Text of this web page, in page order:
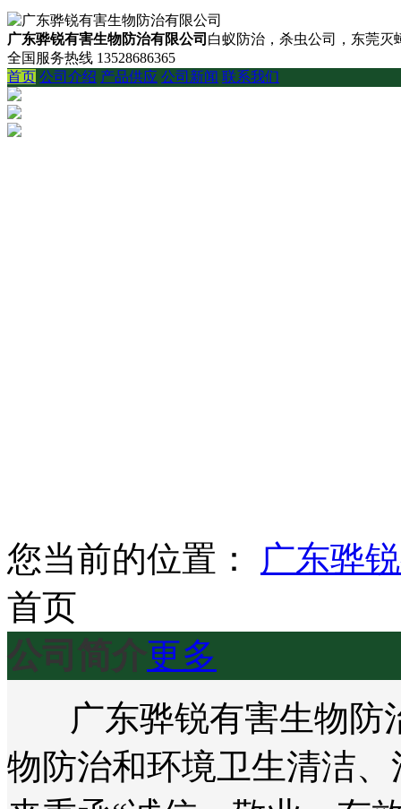
广东骅锐有害生物防治有限公司 白蚁防治，杀虫公司，东莞灭
全国服务热线 13528686365
首页 公司介绍 产品供应 公司新闻 联系我们
您当前的位置：
广东骅
首页
公司简介更多
广东骅锐有害生物防
物防治和环境卫生清洁